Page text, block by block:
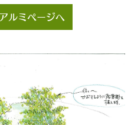
ルミページへ